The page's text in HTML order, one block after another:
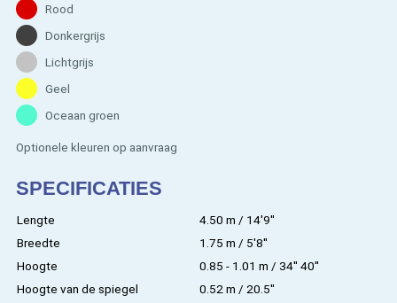
SPECIFICATIES
Lengte
4.50 m / 14'9''
Breedte
1.75 m / 5'8''
Hoogte
0.85 - 1.01 m / 34'' 40''
Hoogte van de spiegel
0.52 m / 20.5''
Rood
Donkergrijs
Lichtgrijs
Geel
Oceaan groen
Optionele kleuren op aanvraag